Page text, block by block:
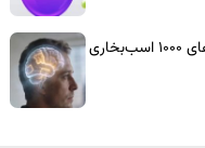
جت‌های الکتریکی مرسدس-آام‌جی: شاسی‌بلندهای ۱۰۰۰ اسب‌بخاری